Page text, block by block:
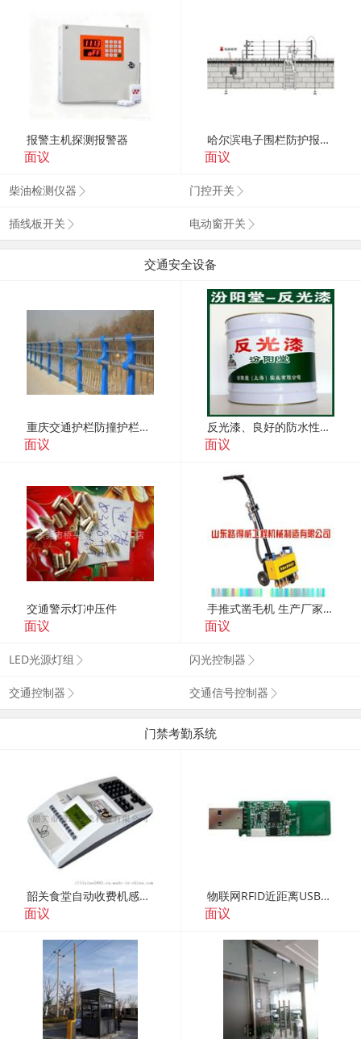
报警主机探测报警器
面议
哈尔滨电子围栏防护报警系统
面议
柴油检测仪器 门控开关
插线板开关 电动窗开关
交通安全设备
重庆交通护栏防撞护栏立柱厂家直销
面议
反光漆、良好的防水性、反光漆材料、工期短
面议
交通警示灯冲压件
面议
手推式凿毛机 生产厂家 质量保证 山东路得威
面议
LED光源灯组 闪光控制器
交通控制器 交通信号控制器
门禁考勤系统
韶关食堂自动收费机感应式IC卡消费机C2000
面议
物联网RFID近距离USB读写器（FR101）
面议